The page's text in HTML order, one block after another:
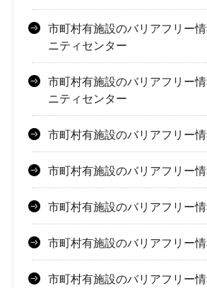
市町村有施設のバリアフリー
ニティセンター
市町村有施設のバリアフリー
ニティセンター
市町村有施設のバリアフリー
市町村有施設のバリアフリー
市町村有施設のバリアフリー
市町村有施設のバリアフリー
市町村有施設のバリアフリー